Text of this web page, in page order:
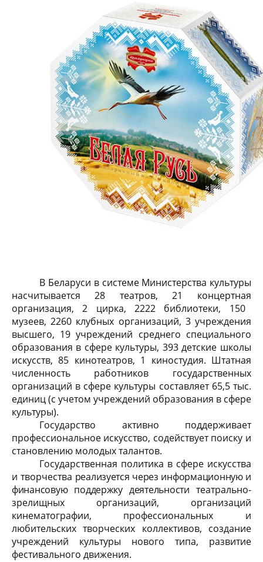
В Беларуси в системе Министерства культуры
насчитывается 28 театров, 21 концертная
организация, 2 цирка, 2222 библиотеки, 150
музеев, 2260 клубных организаций, 3 учреждения
высшего, 19 учреждений среднего специального
образования в сфере культуры, 393 детские школы
искусств, 85 кинотеатров, 1 киностудия. Штатная
численность работников государственных
организаций в сфере культуры составляет 65,5 тыс.
единиц (с учетом учреждений образования в сфере
культуры).
Государство активно поддерживает
профессиональное искусство, содействует поиску и
становлению молодых талантов.
Государственная политика в сфере искусства
и творчества реализуется через информационную и
финансовую поддержку деятельности театрально-
зрелищных организаций, организаций
кинематографии, профессиональных и
любительских творческих коллективов, создание
учреждений культуры нового типа, развитие
фестивального движения.